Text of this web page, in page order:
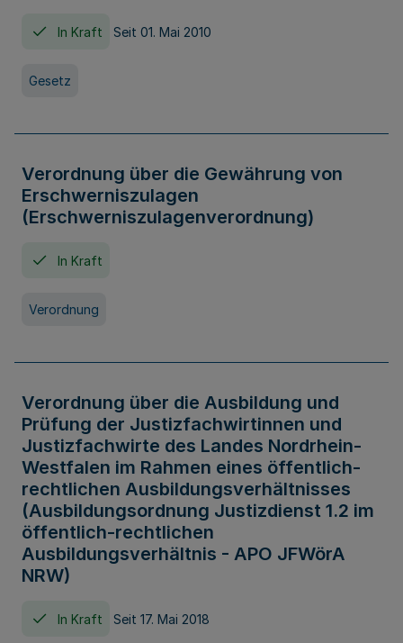
In Kraft Seit 01. Mai 2010
Gesetz
Verordnung über die Gewährung von
Erschwerniszulagen
(Erschwerniszulagenverordnung)
In Kraft
Verordnung
Verordnung über die Ausbildung und
Prüfung der Justizfachwirtinnen und
Justizfachwirte des Landes Nordrhein-
Westfalen im Rahmen eines öffentlich-
rechtlichen Ausbildungsverhältnisses
(Ausbildungsordnung Justizdienst 1.2 im
öffentlich-rechtlichen
Ausbildungsverhältnis - APO JFWörA
NRW)
In Kraft Seit 17. Mai 2018